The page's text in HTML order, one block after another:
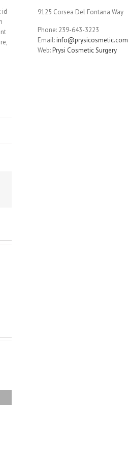
id
9125 Corsea Del Fontana Way
Phone: 239-643-3223
Email:info@prysicosmetic.com
Web:Prysi Cosmetic Surgery